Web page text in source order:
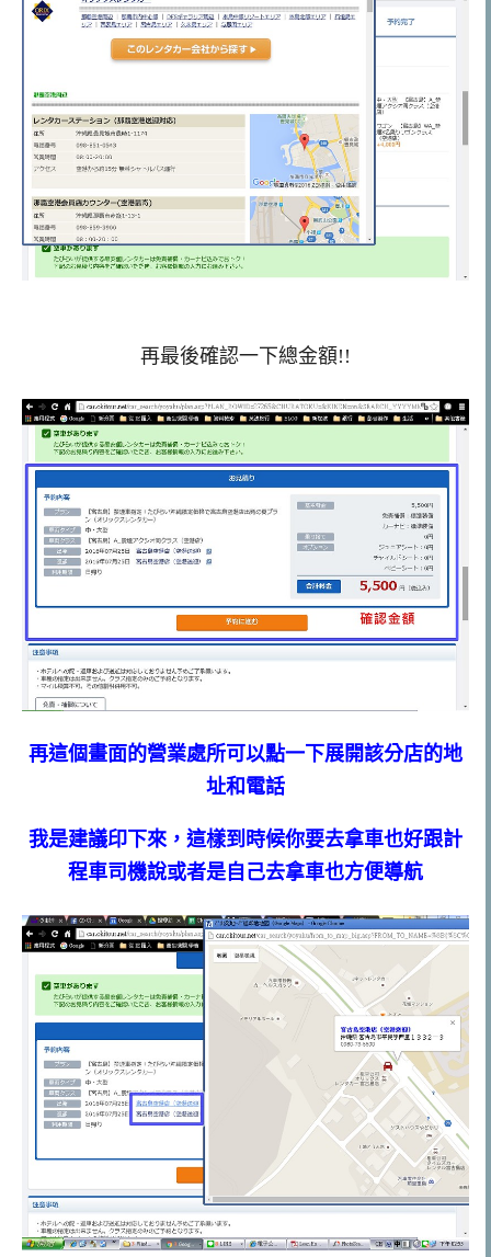
再最後確認一下總金額!!
再這個畫面的營業處所可以點一下展開該分店的地
址和電話
我是建議印下來，這樣到時候你要去拿車也好跟計
程車司機說或者是自己去拿車也方便導航